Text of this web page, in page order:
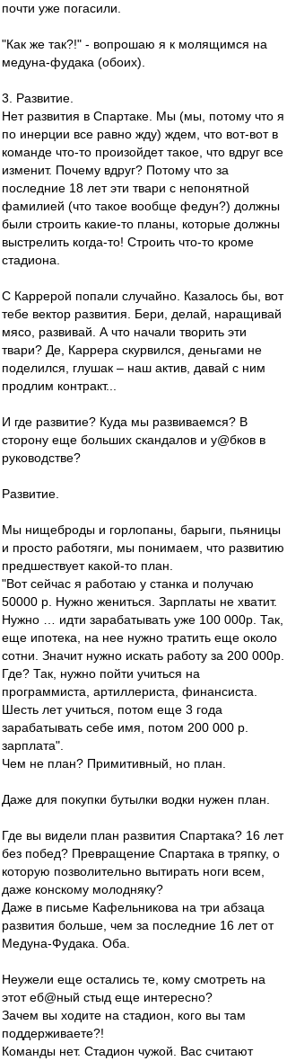
почти уже погасили.
"Как же так?!" - вопрошаю я к молящимся на
медуна-фудака (обоих).
3. Развитие.
Нет развития в Спартаке. Мы (мы, потому что я
по инерции все равно жду) ждем, что вот-вот в
команде что-то произойдет такое, что вдруг все
изменит. Почему вдруг? Потому что за
последние 18 лет эти твари с непонятной
фамилией (что такое вообще федун?) должны
были строить какие-то планы, которые должны
выстрелить когда-то! Строить что-то кроме
стадиона.
С Каррерой попали случайно. Казалось бы, вот
тебе вектор развития. Бери, делай, наращивай
мясо, развивай. А что начали творить эти
твари? Де, Каррера скурвился, деньгами не
поделился, глушак – наш актив, давай с ним
продлим контракт...
И где развитие? Куда мы развиваемся? В
сторону еще больших скандалов и у@бков в
руководстве?
Развитие.
Мы нищеброды и горлопаны, барыги, пьяницы
и просто работяги, мы понимаем, что развитию
предшествует какой-то план.
"Вот сейчас я работаю у станка и получаю
50000 р. Нужно жениться. Зарплаты не хватит.
Нужно … идти зарабатывать уже 100 000р. Так,
еще ипотека, на нее нужно тратить еще около
сотни. Значит нужно искать работу за 200 000р.
Где? Так, нужно пойти учиться на
программиста, артиллериста, финансиста.
Шесть лет учиться, потом еще 3 года
зарабатывать себе имя, потом 200 000 р.
зарплата".
Чем не план? Примитивный, но план.
Даже для покупки бутылки водки нужен план.
Где вы видели план развития Спартака? 16 лет
без побед? Превращение Спартака в тряпку, о
которую позволительно вытирать ноги всем,
даже конскому молодняку?
Даже в письме Кафельникова на три абзаца
развития больше, чем за последние 16 лет от
Медуна-Фудака. Оба.
Неужели еще остались те, кому смотреть на
этот еб@ный стыд еще интересно?
Зачем вы ходите на стадион, кого вы там
поддерживаете?!
Команды нет. Стадион чужой. Вас считают